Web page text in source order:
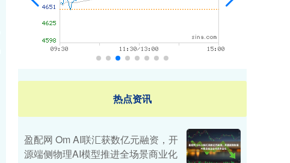
热点资讯
盈配网 Om AI联汇获数亿元融资，开
源端侧物理AI模型推进全场景商业化